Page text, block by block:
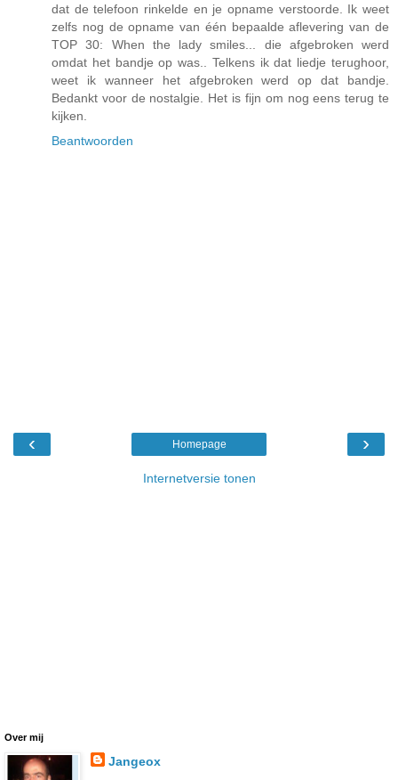
dat de telefoon rinkelde en je opname verstoorde. Ik weet
zelfs nog de opname van één bepaalde aflevering van de
TOP 30: When the lady smiles... die afgebroken werd
omdat het bandje op was.. Telkens ik dat liedje terughoor,
weet ik wanneer het afgebroken werd op dat bandje.
Bedankt voor de nostalgie. Het is fijn om nog eens terug te
kijken.
Beantwoorden
‹ ›
Homepage
Internetversie tonen
Over mij
Jangeox